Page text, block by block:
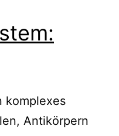
komplexes
Antikörpern